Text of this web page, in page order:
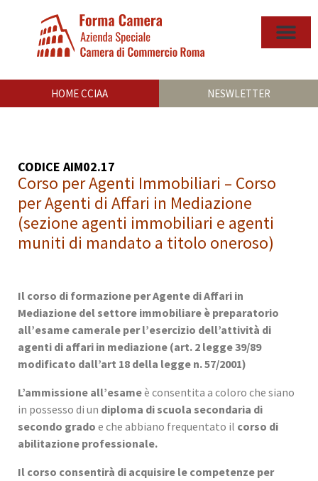
HOME CCIAA NESWLETTER
CODICE AIM02.17
Corso per Agenti Immobiliari – Corso
per Agenti di Affari in Mediazione
(sezione agenti immobiliari e agenti
muniti di mandato a titolo oneroso)
Il corso di formazione per Agente di Affari in
Mediazione del settore immobiliare è preparatorio
all’esame camerale per l’esercizio dell’attività di
agenti di affari in mediazione (art. 2 legge 39/89
modificato dall’art 18 della legge n. 57/2001)
L’ammissione all’esameè consentita a coloro che siano
in possesso di un diploma di scuola secondaria di
secondo grado e che abbiano frequentato il corso di
abilitazione professionale.
Il corso consentirà di acquisire le competenze per